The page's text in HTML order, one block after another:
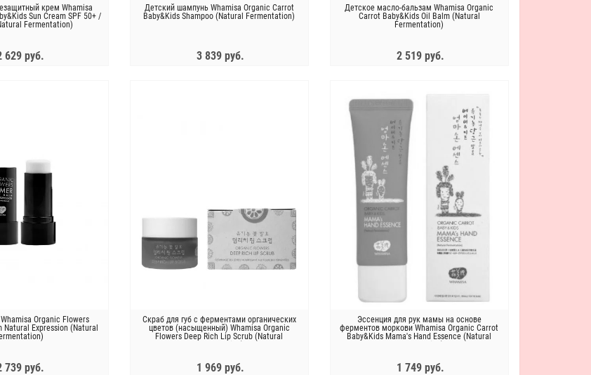
Новинка !
крем Whamisa
Sun Cream SPF 50+ /
Fermentation)
629 руб.
Детский шампунь Whamisa Organic Carrot
Baby&Kids Shampoo (Natural Fermentation)
3 839 руб.
Детское масло-бальзам Whamisa Organic
Carrot Baby&Kids Oil Balm (Natural
Fermentation)
2 519 руб.
Organic Flowers
Natural Expression (Natural
739 руб.
Скраб для губ с ферментами органических
цветов (насыщенный) Whamisa Organic
Flowers Deep Rich Lip Scrub (Natural
1 969 руб.
Эссенция для рук мамы на основе
ферментов моркови Whamisa Organic Carrot
Baby&Kids Mama's Hand Essence (Natural
1 749 руб.